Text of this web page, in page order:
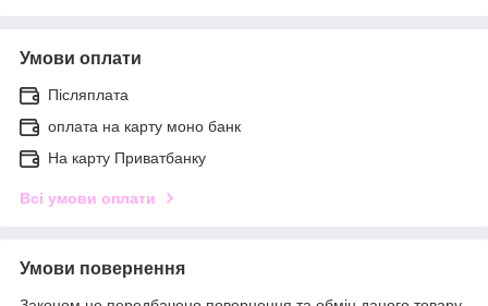
Умови оплати
Післяплата
оплата на карту моно банк
На карту Приватбанку
Всі умови оплати
Умови повернення